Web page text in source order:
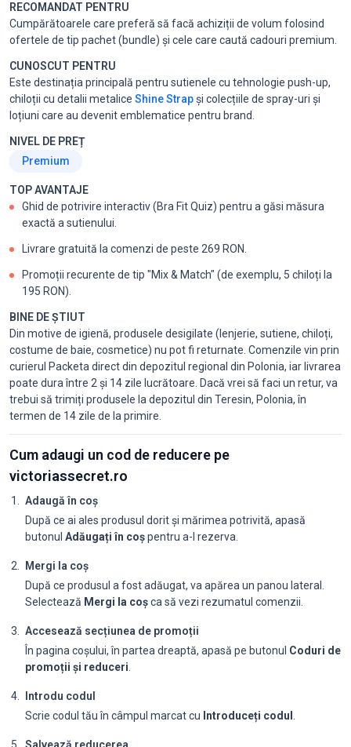
RECOMANDAT PENTRU
Cumpărătoarele care preferă să facă achiziții de volum folosind
ofertele de tip pachet (bundle) și cele care caută cadouri premium.
CUNOSCUT PENTRU
Este destinația principală pentru sutienele cu tehnologie push-up,
chiloții cu detalii metalice Shine Strapși colecțiile de spray-uri și
loțiuni care au devenit emblematice pentru brand.
NIVEL DE PREȚ
Premium
TOP AVANTAJE
Ghid de potrivire interactiv (Bra Fit Quiz) pentru a găsi măsura
exactă a sutienului.
Livrare gratuită la comenzi de peste 269 RON.
Promoții recurente de tip "Mix & Match" (de exemplu, 5 chiloți la
195 RON).
BINE DE ȘTIUT
Din motive de igienă, produsele desigilate (lenjerie, sutiene, chiloți,
costume de baie, cosmetice) nu pot fi returnate. Comenzile vin prin
curierul Packeta direct din depozitul regional din Polonia, iar livrarea
poate dura între 2 și 14 zile lucrătoare. Dacă vrei să faci un retur, va
trebui să trimiți produsele la depozitul din Teresin, Polonia, în
termen de 14 zile de la primire.
Cum adaugi un cod de reducere pe
victoriassecret.ro
Adaugă în coș
După ce ai ales produsul dorit și mărimea potrivită, apasă
butonul Adăugați în coșpentru a-l rezerva.
Mergi la coș
După ce produsul a fost adăugat, va apărea un panou lateral.
Selectează Mergi la coșca să vezi rezumatul comenzii.
Accesează secțiunea de promoții
În pagina coșului, în partea dreaptă, apasă pe butonul Coduri de
promoții și reduceri
Introdu codul
Scrie codul tău în câmpul marcat cu Introduceți codul